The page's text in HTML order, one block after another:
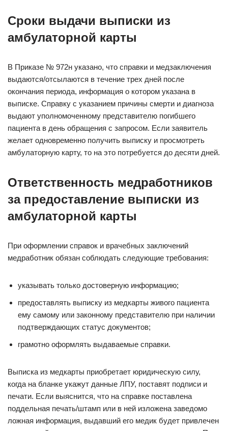
Сроки выдачи выписки из
амбулаторной карты
В Приказе № 972н указано, что справки и медзаключения
выдаются/отсылаются в течение трех дней после
окончания периода, информация о котором указана в
выписке. Справку с указанием причины смерти и диагноза
выдают уполномоченному представителю погибшего
пациента в день обращения с запросом. Если заявитель
желает одновременно получить выписку и просмотреть
амбулаторную карту, то на это потребуется до десяти дней.
Ответственность медработников
за предоставление выписки из
амбулаторной карты
При оформлении справок и врачебных заключений
медработник обязан соблюдать следующие требования:
указывать только достоверную информацию;
предоставлять выписку из медкарты живого пациента
ему самому или законному представителю при наличии
подтверждающих статус документов;
грамотно оформлять выдаваемые справки.
Выписка из медкарты приобретает юридическую силу,
когда на бланке укажут данные ЛПУ, поставят подписи и
печати. Если выяснится, что на справке поставлена
поддельная печать/штамп или в ней изложена заведомо
ложная информация, выдавший его медик будет привлечен